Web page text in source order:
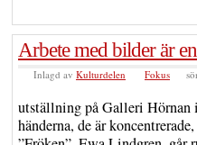
Arbete med bilder är
Inlagd av Kulturdelen Fokus
utställning på Galleri Hörnan
händerna, de är